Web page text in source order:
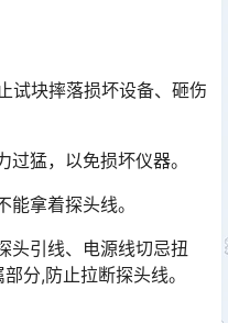
试块摔落损坏设备、砸伤
过猛，以免损坏仪器。
能拿着探头线。
头引线、电源线切忌扭
分,防止拉断探头线。